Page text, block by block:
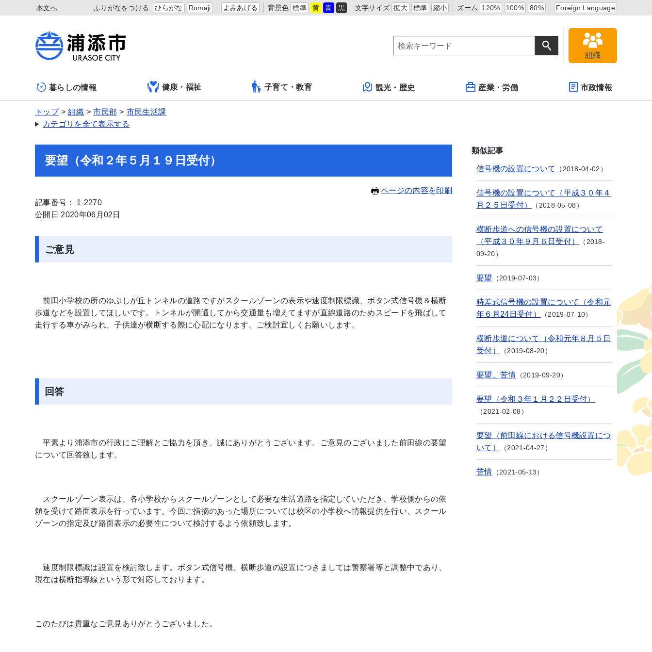
本文へ ふりがなをつける ひらがな Romaji よみあげる 背景色 標準 黄 青 黒 文字サイズ 拡大 標準 縮小 ズーム 120% 100% 80% Foreign Language
組織
暮らしの情報 健康・福祉 子育て・教育 観光・歴史 産業・労働 市政情報
トップ 組織 市民部
市民生活課
カテゴリを全て表示する
要望（令和２年５月１９日受付）
ページの内容を印刷
記事番号： 1-2270
公開日 2020年06月02日
ご意見
前田小学校の所のゆぶしが丘トンネルの道路ですがスクールゾーンの表示や速度制限標識、ボタン式信号機＆横断
歩道などを設置してほしいです。トンネルが開通してから交通量も増えてますが直線道路のためスピードを飛ばして
走行する車がみられ、子供達が横断する際に心配になります。ご検討宜しくお願いします。
回答
平素より浦添市の行政にご理解とご協力を頂き、誠にありがとうございます。ご意見のございました前田線の要望
について回答致します。
スクールゾーン表示は、各小学校からスクールゾーンとして必要な生活道路を指定していただき、学校側からの依
頼を受けて路面表示を行っています。今回ご指摘のあった場所については校区の小学校へ情報提供を行い、スクール
ゾーンの指定及び路面表示の必要性について検討するよう依頼致します。
速度制限標識は設置を検討致します。ボタン式信号機、横断歩道の設置につきましては警察署等と調整中であり、
現在は横断指導線という形で対応しております。
このたびは貴重なご意見ありがとうございました。
類似記事
信号機の設置について 2018-04-02
信号機の設置について（平成３０年４
月２５日受付）
2018-05-08
横断歩道への信号機の設置について
（平成３０年９月６日受付）
2018-
09-20
要望 2019-07-03
時差式信号機の設置について（令和元
年６月24日受付）
2019-07-10
横断歩道について（令和元年８月５日
受付）
2019-08-20
要望、苦情 2019-09-20
要望（令和３年１月２２日受付）
2021-02-08
要望（前田線における信号機設置につ
いて）
2021-04-27
苦情 2021-05-13